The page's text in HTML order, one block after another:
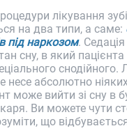
лікування
на два типи, а саме:
під наркозом.
сну, в який
снодійного.
несе абсолютно
може вийти зі сну в
Ви можете чути
що